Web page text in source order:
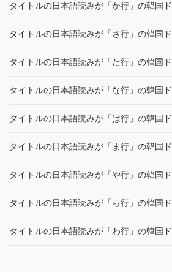
タイトルの日本語読みが「か行」の韓国
タイトルの日本語読みが「さ行」の韓国
タイトルの日本語読みが「た行」の韓国
タイトルの日本語読みが「な行」の韓国
タイトルの日本語読みが「は行」の韓国
タイトルの日本語読みが「ま行」の韓国
タイトルの日本語読みが「や行」の韓国
タイトルの日本語読みが「ら行」の韓国
タイトルの日本語読みが「わ行」の韓国